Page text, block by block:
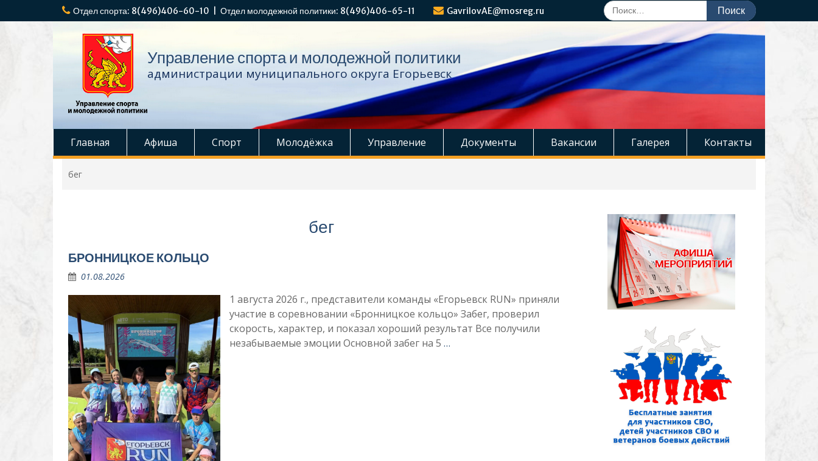
к
Отдел спорта: 8(496)406-60-10 | Отдел молодежной политики: 8(496)406-65-11 GavrilovAE@mosreg.ru
Поиск
по:
Управление спорта и молодежной политики
администрации муниципального округа Егорьевск
Главная Афиша Спорт Молодёжка Управление Документы Вакансии Галерея Контакты
бег
бег
БРОННИЦКОЕ КОЛЬЦО
01.08.2026
1 августа 2026 г., представители команды «Егорьевск RUN» приняли
участие в соревновании «Бронницкое кольцо» Забег, проверил
скорость, характер, и показал хороший результат Все получили
незабываемые эмоции Основной забег на 5 …